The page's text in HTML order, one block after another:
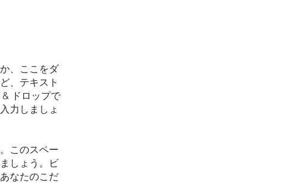
、ここをダ
、テキスト
ドロップで
力しましょ
このスペー
しょう。ビ
なたのこだ